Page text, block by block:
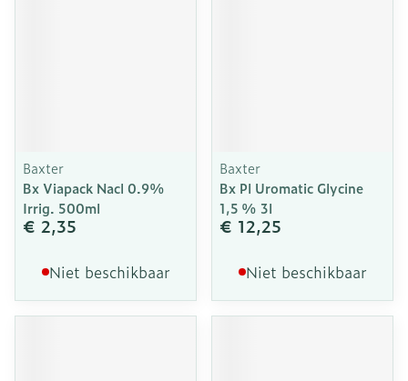
Baxter
Bx Viapack Nacl 0.9%
Irrig. 500ml
€ 2,35
Niet beschikbaar
Baxter
Bx Pl Uromatic Glycine
1,5 % 3l
€ 12,25
Niet beschikbaar